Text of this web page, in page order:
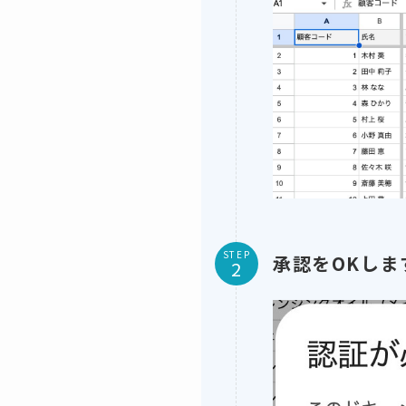
STEP 承認をOKしま